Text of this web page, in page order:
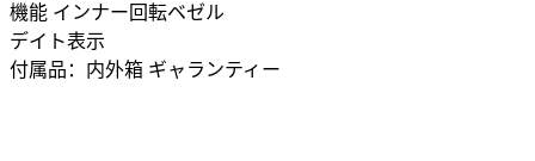
機能 インナー回転ベゼル
デイト表示
付属品：内外箱 ギャランティー